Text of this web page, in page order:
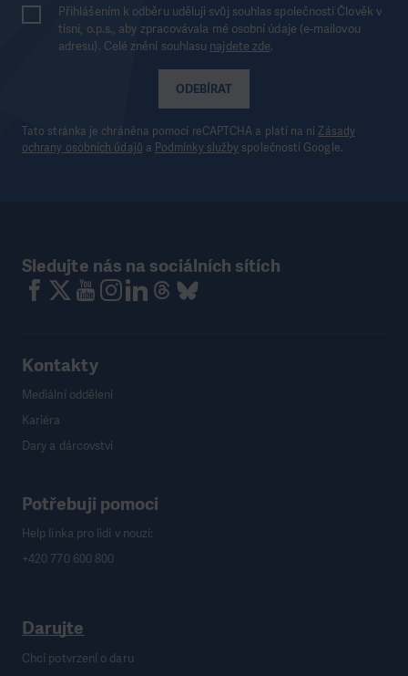
ODEBÍRAT
Přihlášením k odběru uděluji svůj souhlas společnosti Člověk v
tísni, o.p.s., aby zpracovávala mé osobní údaje (e-mailovou
adresu). Celé znění souhlasu najdete zde.
Tato stránka je chráněna pomocí reCAPTCHA a platí na niZásady
ochrany osobních údajů a Podmínky služby společnosti Google.
Sledujte nás na sociálních sítích
Kontakty
Mediální oddělení
Kariéra
Dary a dárcovství
Potřebuji pomoci
Help linka pro lidi v nouzi:
+420 770 600 800
Darujte
Chci potvrzení o daru